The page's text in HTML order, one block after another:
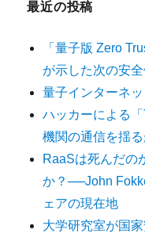
最近の投稿
「量子版 Zero
が示した次の安
量子インターネ
ハッカーによる
機関の通信を揺
RaaSは死んだの
か？──John
ェアの現在地
大学研究室が国